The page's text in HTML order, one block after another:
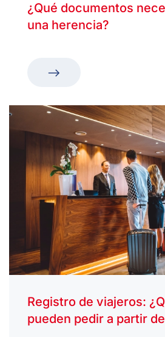
¿Qué documentos
una herencia?
Registro de viajeros:
pueden pedir a partir